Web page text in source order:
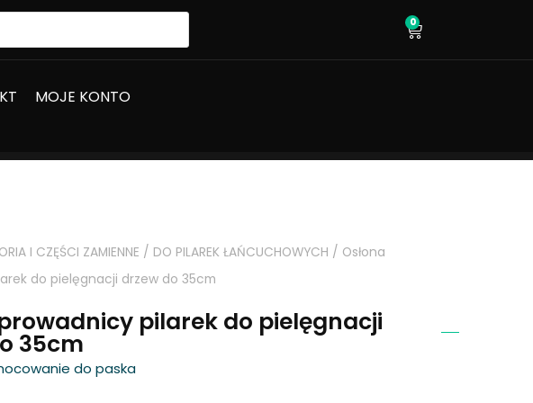
0 wózek
MOJE KONTO
I CZĘŚCI ZAMIENNE / DO PILAREK ŁAŃCUCHOWYCH / Osłona
do pielęgnacji drzew do 35cm
pilarek do pielęgnacji
35cm
do paska